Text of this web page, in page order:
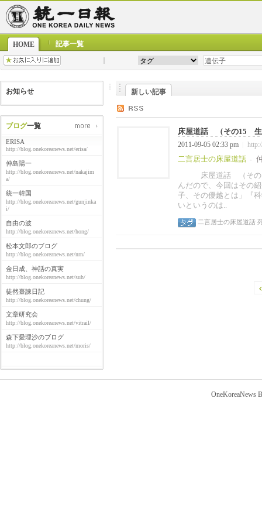
HOME 記事一覧
お知らせ
ブログ一覧
ERISA
http://blog.onekoreanews.net/erisa/
仲島陽一
http://blog.onekoreanews.net/nakajim
a/
統一韓国
http://blog.onekoreanews.net/gunjinka
i/
自由の波
http://blog.onekoreanews.net/hong/
松本文郎のブログ
http://blog.onekoreanews.net/nrn/
金日成、神話の真実
http://blog.onekoreanews.net/suh/
徒然臺諫日記
http://blog.onekoreanews.net/chung/
文章研究会
http://blog.onekoreanews.net/vitrail/
森下愛理沙のブログ
http://blog.onekoreanews.net/moris/
新しい記事
床屋道話 （その15 生
2011-09-05 02:33 pm
二言居士の床屋道話 -
床屋道話 （その15
んだので、今回はその
子、その優越とは」『
いというのは..
二言居士の床屋道話
OneKoreaNews